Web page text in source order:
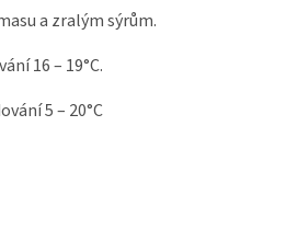
a zralým sýrům.
16 – 19°C.
5 – 20°C